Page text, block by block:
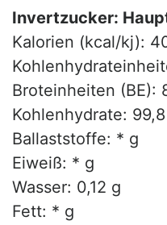
Invertzucker:
Kalorien (kcal/kj):
Broteinheiten (BE):
Kohlenhydrate:
Ballaststoffe: * g
Eiweiß: * g
Wasser: 0,12 g
Fett: * g